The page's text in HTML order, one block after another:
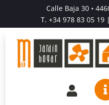
Calle Baja 30 •
T. +34 978 83 05 19|
 